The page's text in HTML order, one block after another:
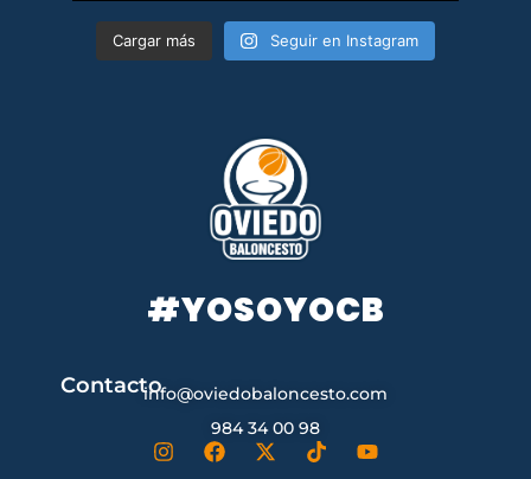
Cargar más Seguir en Instagram
#YOSOYOCB
Contactoinfo@oviedobaloncesto.com
984 34 00 98